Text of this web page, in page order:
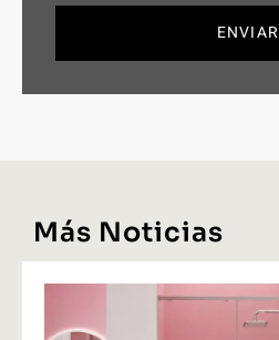
ENVIAR
Más Noticias